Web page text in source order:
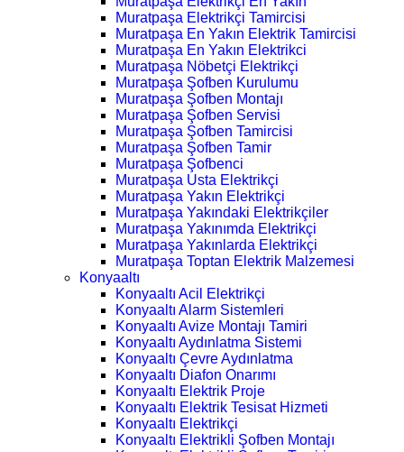
Muratpaşa Elektrikçi Tamircisi
Muratpaşa En Yakın Elektrik Tamircisi
Muratpaşa En Yakın Elektrikci
Muratpaşa Nöbetçi Elektrikçi
Muratpaşa Şofben Kurulumu
Muratpaşa Şofben Montajı
Muratpaşa Şofben Servisi
Muratpaşa Şofben Tamircisi
Muratpaşa Şofben Tamir
Muratpaşa Şofbenci
Muratpaşa Usta Elektrikçi
Muratpaşa Yakın Elektrikçi
Muratpaşa Yakındaki Elektrikçiler
Muratpaşa Yakınımda Elektrikçi
Muratpaşa Yakınlarda Elektrikçi
Muratpaşa Toptan Elektrik Malzemesi
Konyaaltı
Konyaaltı Acil Elektrikçi
Konyaaltı Alarm Sistemleri
Konyaaltı Avize Montajı Tamiri
Konyaaltı Aydınlatma Sistemi
Konyaaltı Çevre Aydınlatma
Konyaaltı Diafon Onarımı
Konyaaltı Elektrik Proje
Konyaaltı Elektrik Tesisat Hizmeti
Konyaaltı Elektrikçi
Konyaaltı Elektrikli Şofben Montajı